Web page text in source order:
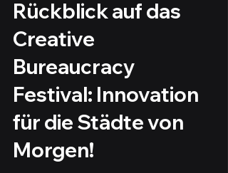
19. Juni 2024 1 Min. Lesezeit
Rückblick auf das
Creative
Bureaucracy
Festival: Innovation
für die Städte von